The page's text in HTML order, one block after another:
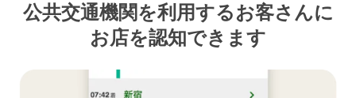
公共交通機関を利用するお客さんに
お店を認知できます